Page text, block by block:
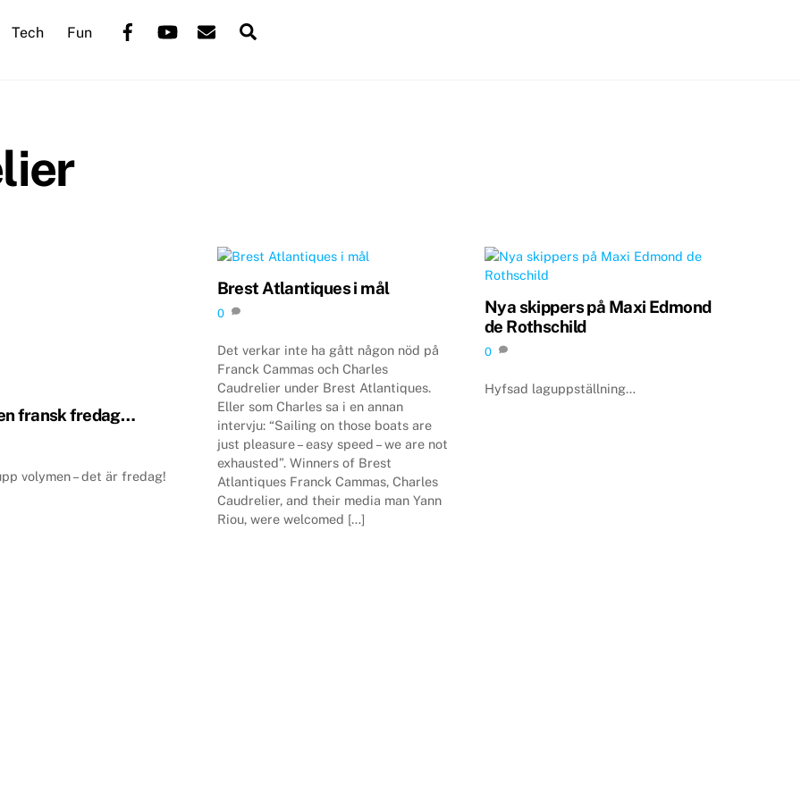
FacebookYouTubeMail
Tech Fun
fransk fredag…
volymen – det är fredag!
Brest Atlantiques i mål
0
Det verkar inte ha gått någon nöd på
Franck Cammas och Charles
Caudrelier under Brest Atlantiques.
Eller som Charles sa i en annan
intervju: “Sailing on those boats are
just pleasure – easy speed – we are not
exhausted”. Winners of Brest
Atlantiques Franck Cammas, Charles
Caudrelier, and their media man Yann
Riou, were welcomed […]
Nya skippers på Maxi Edmond
de Rothschild
0
Hyfsad laguppställning…
To